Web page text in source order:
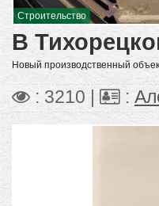
Строительство
В
Новый производственный
: 3210 | :